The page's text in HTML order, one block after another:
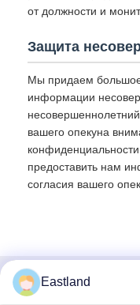
от должности и
Защита
Мы придаем
информации
вашего опекуна
предоставить нам
согласия вашего
Быстрый контакт
Eastland